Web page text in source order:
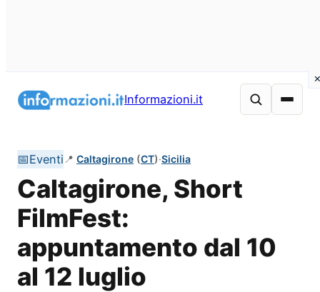
Informazioni.it
📅Eventi 📍 Caltagirone (CT)·Sicilia
Caltagirone, Short
FilmFest:
appuntamento dal 10
al 12 luglio